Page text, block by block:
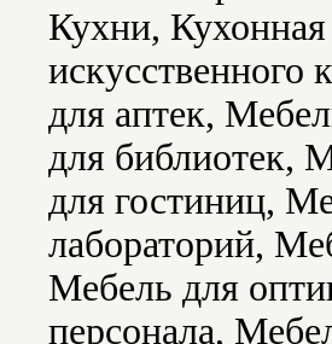
Кухни,
искусственного
для аптек,
для библиотек,
для гостиниц,
лабораторий,
Мебель для
персонала,